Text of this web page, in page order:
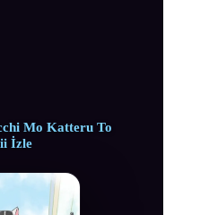
Mo Katteru To
İzle